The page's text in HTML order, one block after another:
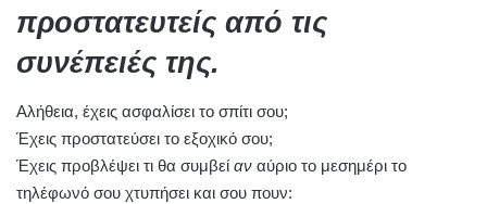
προστατευτείς από τις
συνέπειές της.
Αλήθεια, έχεις ασφαλίσει το σπίτι σου;
Έχεις προστατεύσει το εξοχικό σου;
Έχεις προβλέψει τι θα συμβεί αν αύριο το μεσημέρι το
τηλέφωνό σου χτυπήσει και σου πουν: